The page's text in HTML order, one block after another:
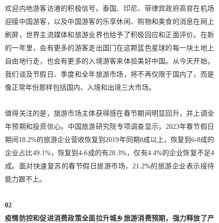
欢迎内地游客访港的积极信号。泰国、印尼、菲律宾政府高官在机场
迎接中国游客，以及中国游客的乐享休闲、购物和美食的消息在网上
刷屏，世界主流媒体和旅游业界也给予了积极回应和正面评价。在新
的一年里，会有更多的游客走出国门在这颗蓝色星球的每一块土地上
自由地行走，也会有更多的入境游客来体验美好中国。从今天开始，
我们谈及节假日、季度和全年旅游市场，将不再仅限于国内了，而是
像正常年份那样包括国内、入境和出境三大市场。
值得关注的是，旅游市场主体获得感在春节期间明显回升，并上调全
年预期和投资信心。中国旅游研究院专项调查显示，2023年春节假日
期间18.2%的旅游企业营收恢复到2019年同期8成以上，恢复到6-8成的
企业占比49.1%，恢复到4-6成的有28.3%，仅有4.4%的企业恢复不足4
成。面对快速复苏的春节假日旅游市场，21.2%的旅游企业表示接待
能力跟不上。
02
疫情防控和促进消费政策全面拉升城乡旅游消费预期，强力释放了产